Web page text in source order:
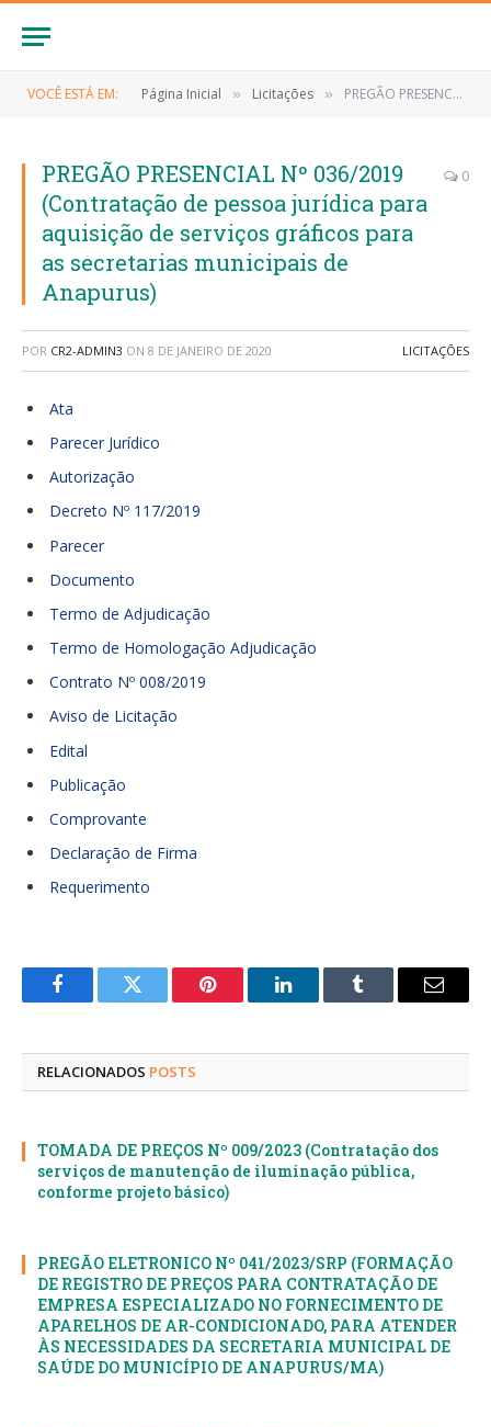
VOCÊ ESTÁ EM: Página Inicial » Licitações » PREGÃO PRESENCIAL Nº 036/2019 (Contratação de pessoa jurídica para aquisição de serviços gráficos para as secretarias municipais de Anapurus)
PREGÃO PRESENCIAL Nº 036/2019
(Contratação de pessoa jurídica para
aquisição de serviços gráficos para
as secretarias municipais de
Anapurus)
0
POR CR2-ADMIN3 ON 8 DE JANEIRO DE 2020 LICITAÇÕES
Ata
Parecer Jurídico
Autorização
Decreto Nº 117/2019
Parecer
Documento
Termo de Adjudicação
Termo de Homologação Adjudicação
Contrato Nº 008/2019
Aviso de Licitação
Edital
Publicação
Comprovante
Declaração de Firma
Requerimento
FacebookTwitter Pinterest LinkedInTumblr
E-
RELACIONADOS POSTS
TOMADA DE PREÇOS Nº 009/2023 (Contratação dos
serviços de manutenção de iluminação pública,
conforme projeto básico)
PREGÃO ELETRONICO Nº 041/2023/SRP (FORMAÇÃO
DE REGISTRO DE PREÇOS PARA CONTRATAÇÃO DE
EMPRESA ESPECIALIZADO NO FORNECIMENTO DE
APARELHOS DE AR-CONDICIONADO, PARA ATENDER
ÀS NECESSIDADES DA SECRETARIA MUNICIPAL DE
SAÚDE DO MUNICÍPIO DE ANAPURUS/MA)